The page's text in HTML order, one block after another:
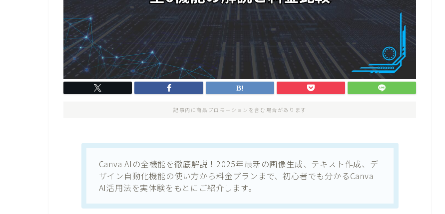
記事内に商品プロモーションを含む場合があります
Canva AIの全機能を徹底解説！2025年最新の画像生成、テキスト作成、デ
ザイン自動化機能の使い方から料金プランまで、初心者でも分かるCanva
AI活用法を実体験をもとにご紹介します。